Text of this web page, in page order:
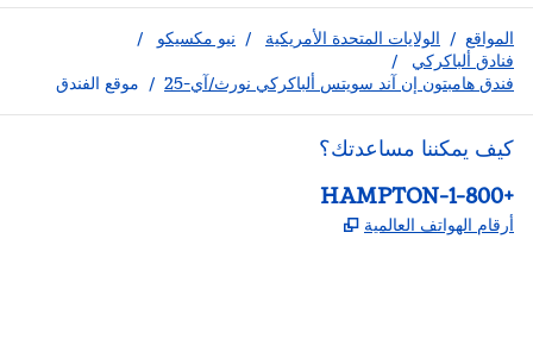
المواقع / الولايات المتحدة الأمريكية / نيو مكسيكو
/
فنادق ألباكركي
/
فندق هامبتون إن آند سويتس ألباكركي نورث/آي-25
/ موقع الفندق
كيف يمكننا مساعدتك؟
الهاتف:
+1-800-HAMPTON
أرقام الهواتف العالمية